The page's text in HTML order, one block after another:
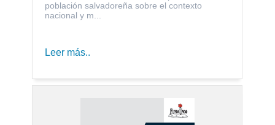
población salvadoreña sobre el contexto
nacional y m...
Leer más..